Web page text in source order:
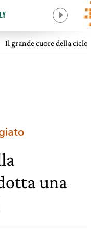
Il grande cuore della
una